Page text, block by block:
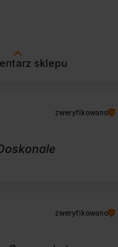
sklepu
za pozytywną
efekty przy
zweryfikowano
zweryfikowano